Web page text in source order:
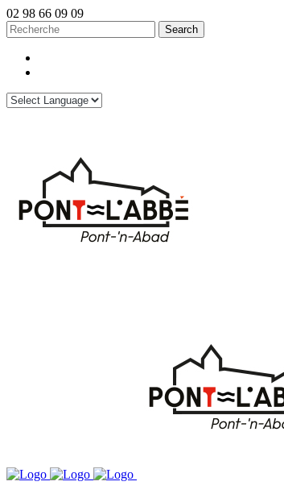
02 98 66 09 09